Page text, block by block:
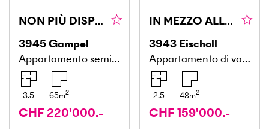
NON PIÙ DISPONIBILE
3945Gampel
Appartamento seminterrato
3.5 65m2
CHF 220'000.-
IN MEZZO ALLA NATURA VALLESANA INCONTAMINATA
3943 Eischoll
Appartamento di vacanze
2.5 48m2
CHF 159'000.-